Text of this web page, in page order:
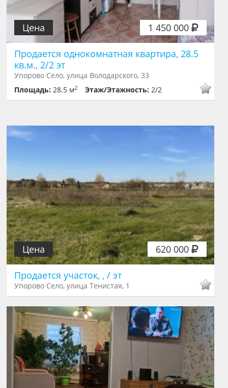
1 450 000
Цена
Продается однокомнатная квартира, 28.5
кв.м., 2/2 эт
Упорово Село, улица Володарского, 33
Площадь:28.5 м2 Этаж/Этажность:2/2
620 000
Цена
Продается участок, , / эт
Упорово Село, улица Тенистая, 1